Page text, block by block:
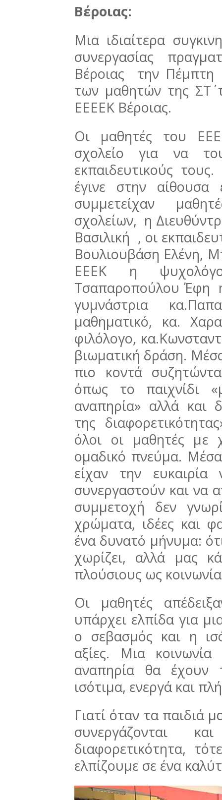
Βέροιας:
Μια ιδιαίτερα
συνεργασίας
Βέροιας την Πέμπτη
των μαθητών της ΣΤ΄
ΕΕΕΕΚ Βέροιας.
Οι μαθητές του
σχολείο για να
εκπαιδευτικούς
έγινε στην
συμμετείχαν
σχολείων, η
Βασιλική , οι
Βουλιουβάση Ελένη,
ΕΕΕΚ η
Τσαπαροπούλου Έφη
γυμνάστρια
μαθηματικό, κα.
φιλόλογο,
βιωματική δράση.
πιο κοντά
όπως το παιχνίδι
αναπηρία» αλλά και
της
όλοι οι μαθητές με
ομαδικό πνεύμα.
είχαν την
συνεργαστούν και να
συμμετοχή δεν
χρώματα, ιδέες και
ένα δυνατό μήνυμα:
χωρίζει, αλλά μας
πλούσιους ως
Οι μαθητές
υπάρχει ελπίδα για
ο σεβασμός και η
αξίες. Μια
αναπηρία θα έχουν
ισότιμα, ενεργά και
Γιατί όταν τα παιδιά
συνεργάζονται
διαφορετικότητα,
ελπίζουμε σε ένα